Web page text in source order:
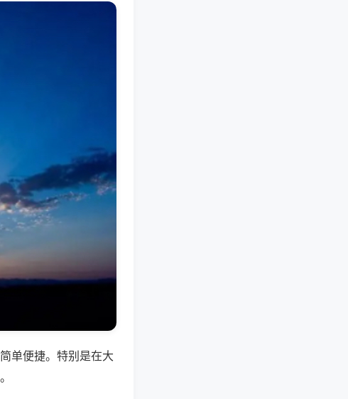
单便捷。特别是在大